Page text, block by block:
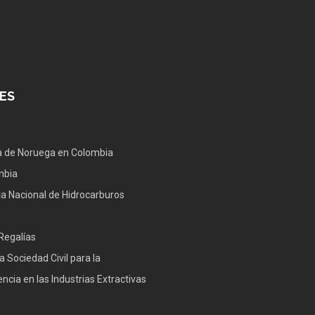
de Noruega en Colombia
Nacional de Hidrocarburos
Sociedad Civil para la
en las Industrias Extractivas